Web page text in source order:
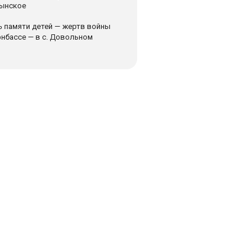
памяти детей — жертв войны
— в с. Довольном